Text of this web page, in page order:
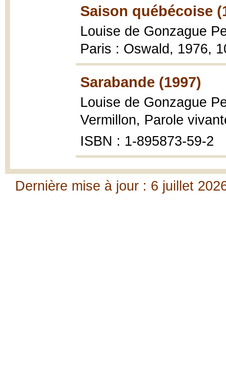
Saison québécoise
Louise de Gonzague
Paris : Oswald, 1976,
Sarabande (1997)
Louise de Gonzague
Vermillon, Parole
ISBN : 1-895873-59-2
Dernière mise à jour : 6 juillet